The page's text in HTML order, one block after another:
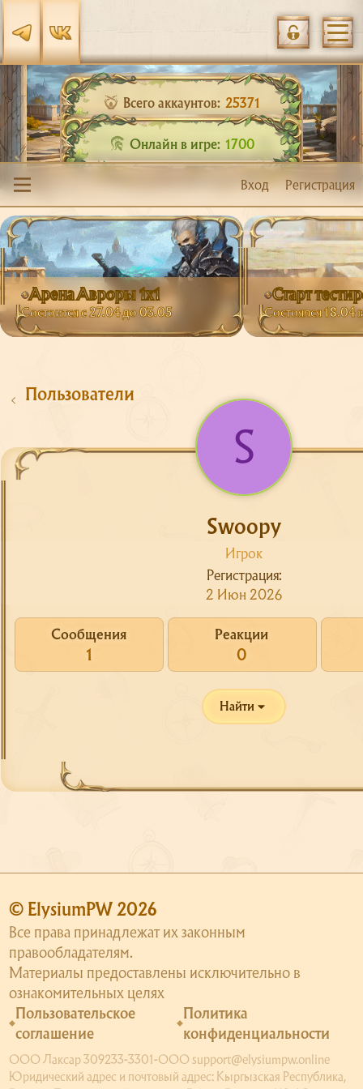
Сайт
Форум
О сервере
Скачать
Поддержка
Всего аккаунтов: 25371
Онлайн в игре: 1700
Вход Регистрация
Арена Авроры 1х1
Состоится с 27.04 до 03.05
Старт
Состоялся 18.04
Пользователи
S
Swoopy
Игрок
Регистрация
2 Июн 2026
Сообщения
1
Реакции
0
Найти
© ElysiumPW 2026
Все права принадлежат их законным
правообладателям.
Материалы предоставлены исключительно в
ознакомительных целях
Пользовательское
соглашение
Политика
конфиденциальности
ООО Лаксар 309233-3301-ООО support@elysiumpw.online
Юридический адрес и почтовый адрес: Кыргызская Республика,